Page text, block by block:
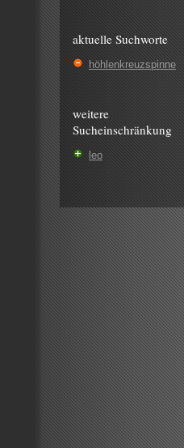
aktuelle Suchworte
höhlenkreuzspinne
weitere
Sucheinschränkung
leo